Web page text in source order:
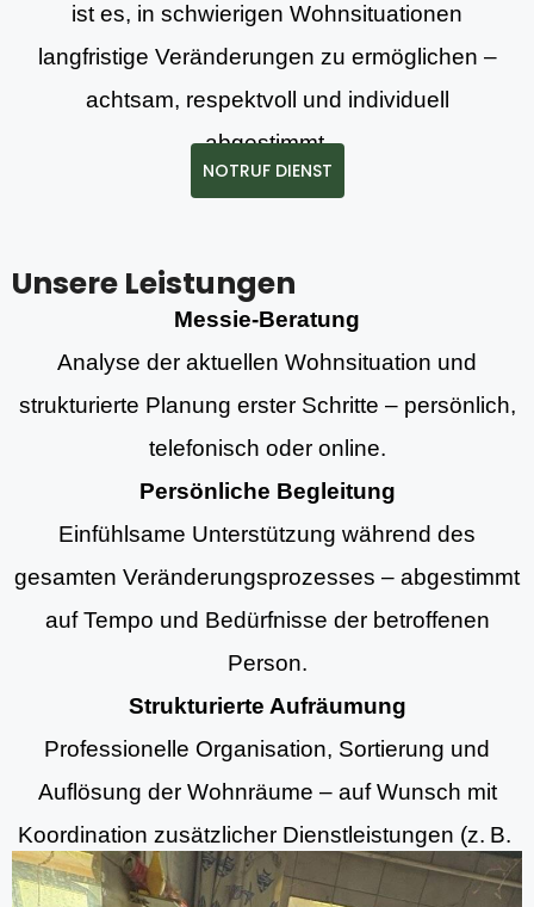
ist es, in schwierigen Wohnsituationen
langfristige Veränderungen zu ermöglichen –
achtsam, respektvoll und individuell
abgestimmt.
NOTRUF DIENST
Unsere Leistungen
Messie-Beratung
Analyse der aktuellen Wohnsituation und
strukturierte Planung erster Schritte – persönlich,
telefonisch oder online.
Persönliche Begleitung
Einfühlsame Unterstützung während des
gesamten Veränderungsprozesses – abgestimmt
auf Tempo und Bedürfnisse der betroffenen
Person.
Strukturierte Aufräumung
Professionelle Organisation, Sortierung und
Auflösung der Wohnräume – auf Wunsch mit
Koordination zusätzlicher Dienstleistungen (z. B.
Aufräumung, Entrümpelungsdiensten und